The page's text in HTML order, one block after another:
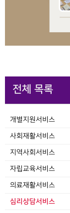
전체 목록
개별지원서비스
사회재활서비스
지역사회서비스
자립교육서비스
의료재활서비스
심리상담서비스